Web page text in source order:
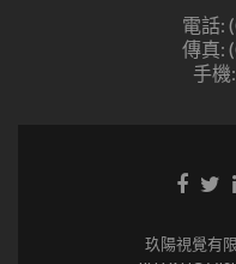
電話:
傳真:
手機
玖陽視覺有